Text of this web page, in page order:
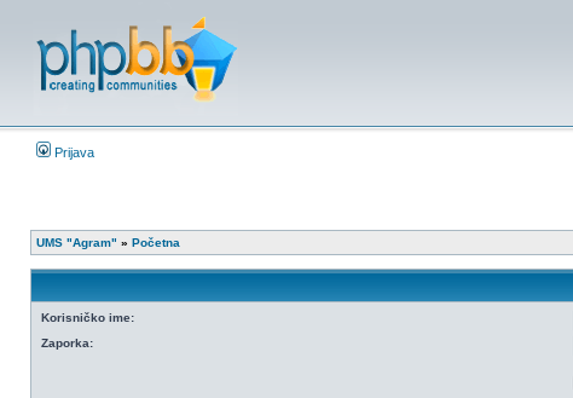
Prijava
UMS "Agram" » Početna
Korisničko ime:
Zaporka: